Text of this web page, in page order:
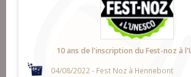
10 ans de l'inscription du Fest-noz à
04/08/2022 - Fest Noz à Hennebont